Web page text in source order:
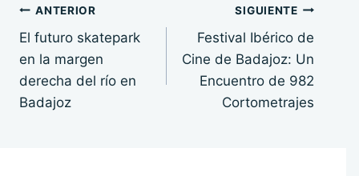
Navegación
de
entradas
ANTERIOR
El futuro skatepark
en la margen
derecha del río en
Badajoz
SIGUIENTE
Festival Ibérico de
Cine de Badajoz: Un
Encuentro de 982
Cortometrajes